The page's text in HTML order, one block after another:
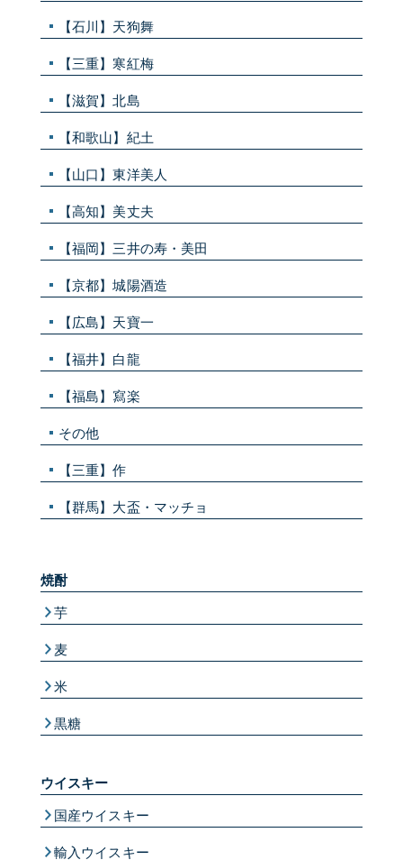
【石川】天狗舞
【三重】寒紅梅
【滋賀】北島
【和歌山】紀土
【山口】東洋美人
【高知】美丈夫
【福岡】三井の寿・美田
【京都】城陽酒造
【広島】天寶一
【福井】白龍
【福島】寫楽
その他
【三重】作
【群馬】大盃・マッチョ
焼酎
芋
麦
米
黒糖
ウイスキー
国産ウイスキー
輸入ウイスキー